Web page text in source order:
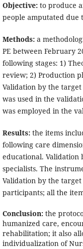
Objective:to produce
people amputated due
Methods:a
PE between February
following stages: 1)
review; 2) Production
Validation by the
was used in the
was employed in the
Results:the items
following care
educational. Validation
specialists. The
Validation by the
participants; all the
Conclusion:the
humanized care,
rehabilitation; it also
individualization of